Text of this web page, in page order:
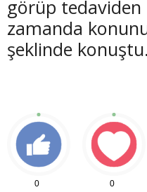
görüp tedaviden
zamanda
şeklinde konuştu.
0 0